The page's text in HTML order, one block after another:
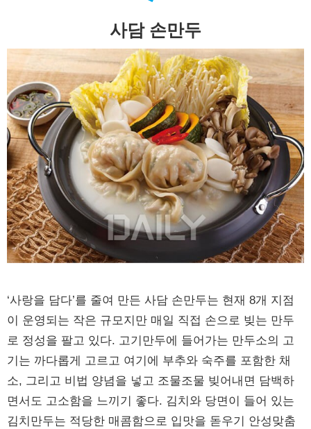
사담 손만두
‘사랑을 담다’를 줄여 만든 사담 손만두는 현재 8개 지점
이 운영되는 작은 규모지만 매일 직접 손으로 빚는 만두
로 정성을 팔고 있다. 고기만두에 들어가는 만두소의 고
기는 까다롭게 고르고 여기에 부추와 숙주를 포함한 채
소, 그리고 비법 양념을 넣고 조물조물 빚어내면 담백하
면서도 고소함을 느끼기 좋다. 김치와 당면이 들어 있는
김치만두는 적당한 매콤함으로 입맛을 돋우기 안성맞춤